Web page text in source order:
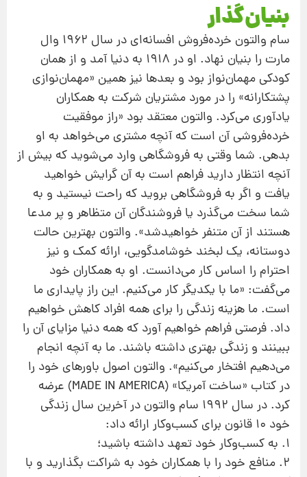
بنیان‌گذار
سام والتون خرده‌فروش افسانه‌ای در سال ۱۹۶۲ وال
مارت را بنیان نهاد. او در ۱۹۱۸ به دنیا آمد و از همان
كودكی مهمان‌نواز بود و بعدها نیز همین «مهمان‌نوازی
پشتكارانه» را در مورد مشتریان شركت به همكاران
یادآوری می‌كرد. والتون معتقد بود «راز موفقیت
خرده‌فروشی آن است كه آنچه مشتری می‌خواهد به او
بدهی. شما وقتی به فروشگاهی وارد می‌شوید كه بیش از
آنچه انتظار دارید فراهم است به آن گرایش خواهید
یافت و اگر به فروشگاهی بروید كه راحت نیستید و به
شما سخت می‌گذرد یا فروشندگان آن متظاهر و پر مدعا
هستند از آن متنفر خواهیدشد». والتون بهترین حالت
دوستانه، یك لبخند خوشامدگویی، ارائه كمك و نیز
احترام را اساس كار می‌دانست. او به همكاران خود
می‌گفت: «ما با یكدیگر كار می‌كنیم. این راز پایداری ما
است. ما هزینه زندگی را برای همه افراد كاهش خواهیم
داد. فرصتی فراهم خواهیم آورد كه همه دنیا مزایای آن را
ببینند و زندگی بهتری داشته باشند. ما به آنچه انجام
می‌دهیم افتخار می‌كنیم». والتون اصول باورهای خود را
در كتاب «ساخت آمریكا» (MADE IN AMERICA) عرضه
كرد. در سال ۱۹۹۲ سام والتون در آخرین سال زندگی
خود ۱۰ قانون برای كسب‌وكار ارائه داد:
۱. به كسب‌وكار خود تعهد داشته باشید؛
۲. منافع خود را با همكاران خود به شراكت بگذارید و با